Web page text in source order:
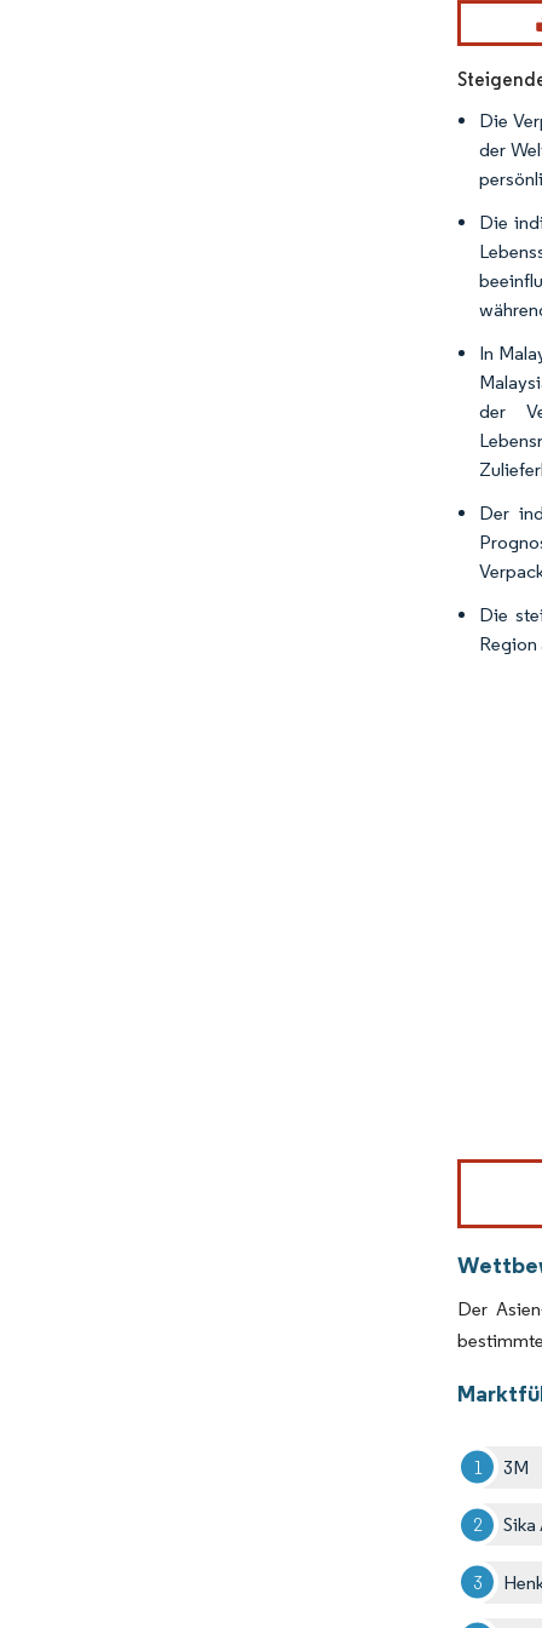
Die
der
Die
In
der
Der
Die
Region
Bild ©
Der
3M
Sika